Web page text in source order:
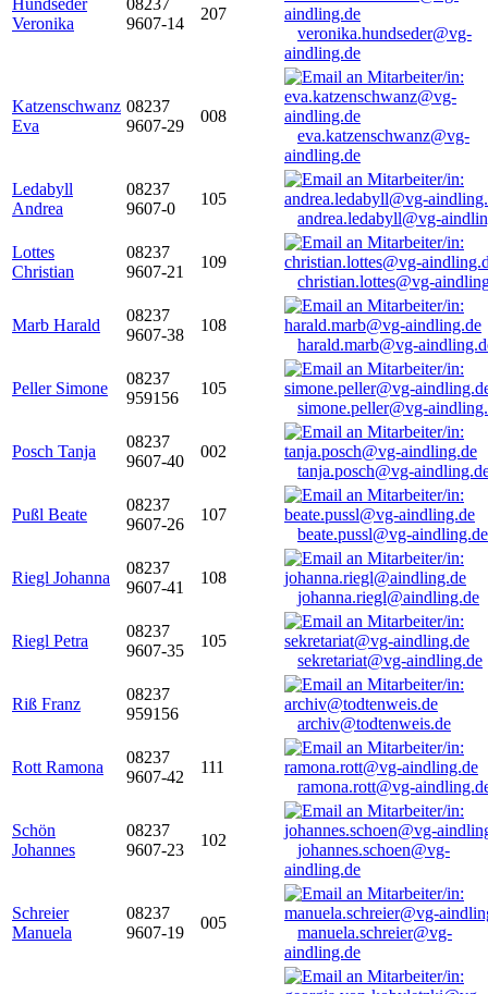
Hundseder
Veronika
08237
9607-14
207
veronika.hundseder@vg-
aindling.de
Katzenschwanz
Eva
08237
9607-29
008
eva.katzenschwanz@vg-
aindling.de
Ledabyll
Andrea
08237
9607-0
105
andrea.ledabyll@vg-
Lottes
Christian
08237
9607-21
109
christian.lottes@vg-
Marb Harald
08237
9607-38
108
harald.marb@vg-
Peller Simone
08237
959156
105
simone.peller@vg-
Posch Tanja
08237
9607-40
002
tanja.posch@vg-
Pußl Beate
08237
9607-26
107
beate.pussl@vg-aindling.de
Riegl Johanna
08237
9607-41
108
johanna.riegl@aindling.de
Riegl Petra
08237
9607-35
105
sekretariat@vg-aindling.de
Riß Franz
08237
959156
archiv@todtenweis.de
Rott Ramona
08237
9607-42
111
ramona.rott@vg-
Schön
Johannes
08237
9607-23
102
johannes.schoen@vg-
aindling.de
Schreier
Manuela
08237
9607-19
005
manuela.schreier@vg-
aindling.de